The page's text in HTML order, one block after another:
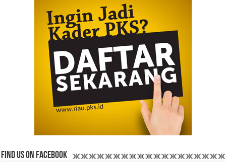
Find us on Facebook